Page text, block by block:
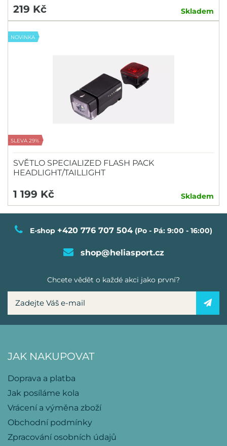
219 Kč Skladem
NOVINKA
SLEVA 29%
SVĚTLO SPECIALIZED FLASH PACK
HEADLIGHT/TAILLIGHT
1 199 Kč Skladem
E-shop +420 776 707 504 (Po - Pá: 9:00 - 16:00)
shop@heliasport.cz
Chcete vědět o každé akci jako první?
JAK NAKUPOVAT
Doprava a platba
Jak posíláme kola
Vrácení a výměna zboží
Obchodní podmínky
Zpracování osobních údajů